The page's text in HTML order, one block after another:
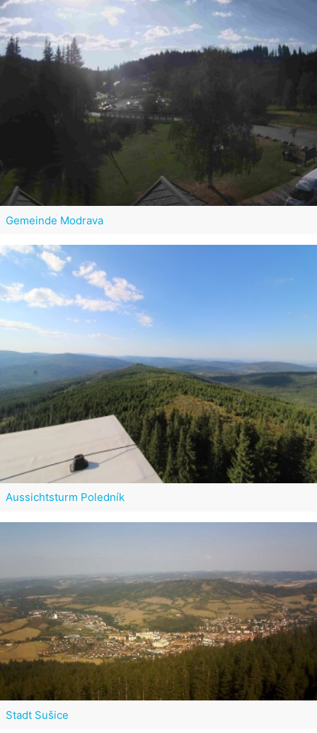
Gemeinde Modrava
Aussichtsturm Poledník
Stadt Sušice